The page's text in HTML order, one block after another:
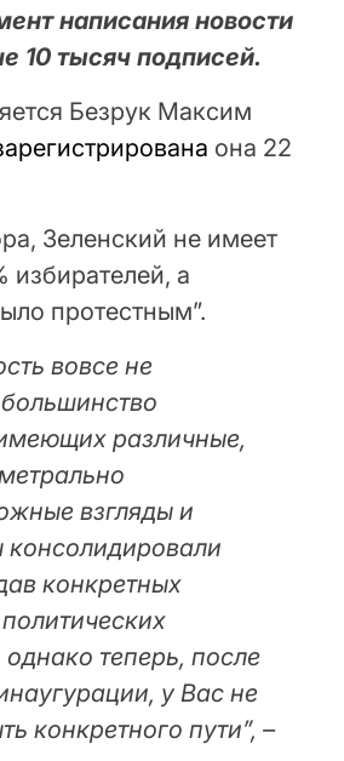
написания новости
10 тысяч подписей.
Безрук Максим
она 22
Зеленский не имеет
а
протестным”.
вовсе не
различные,
взгляды и
конкретных
теперь, после
у Вас не
конкретного пути”, –